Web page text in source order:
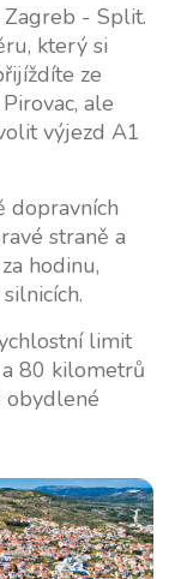
- Split.
který si
ze
ale
výjezd A1
dopravních
straně a
hodinu,
limit
80 kilometrů
obydlené